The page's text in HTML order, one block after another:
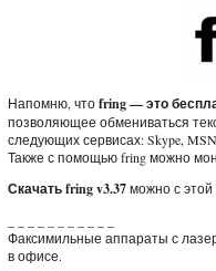
Напомню, чтоfring — это
позволяющее обмениваться
следующих сервисах: Skype, MSN
Также с помощью fring можно
Скачать fring v3.37можно с
Факсимильные аппараты с
в офисе.